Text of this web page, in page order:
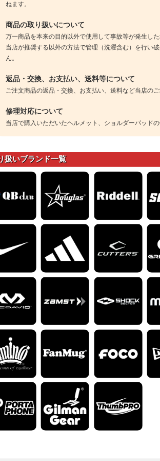
ねます。
商品の取り扱いについて
万一商品を本来の目的以外で使用して事故等が発生し
当店が推奨する以外の方法で管理（洗濯含む）を行い
ん。
返品・交換、お支払い、送料等について
ご注文商品の返品・交換、お支払い、送料など当店の
修理対応について
当店で購入いただいたヘルメット、ショルダーパッド
扱いブランド一覧